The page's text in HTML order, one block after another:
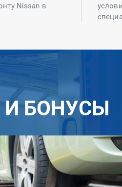
Nissan в
БОНУСЫ